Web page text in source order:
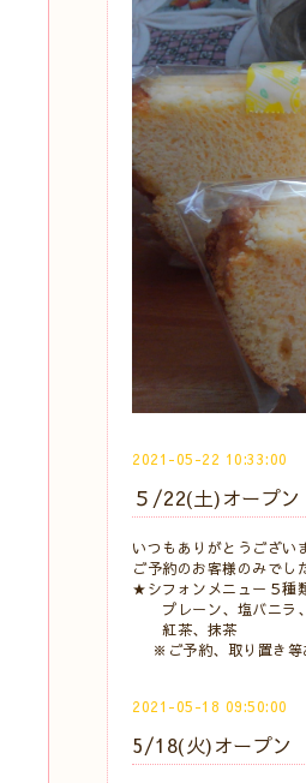
2021-05-22 10:33:00
５/22(土)オープ
いつもありがとうござい
ご予約のお客様のみでし
★シフォンメニュー５種
プレーン、塩バニラ
紅茶、抹茶
※ご予約、取り置き等
2021-05-18 09:50:00
5/18(火)オープン